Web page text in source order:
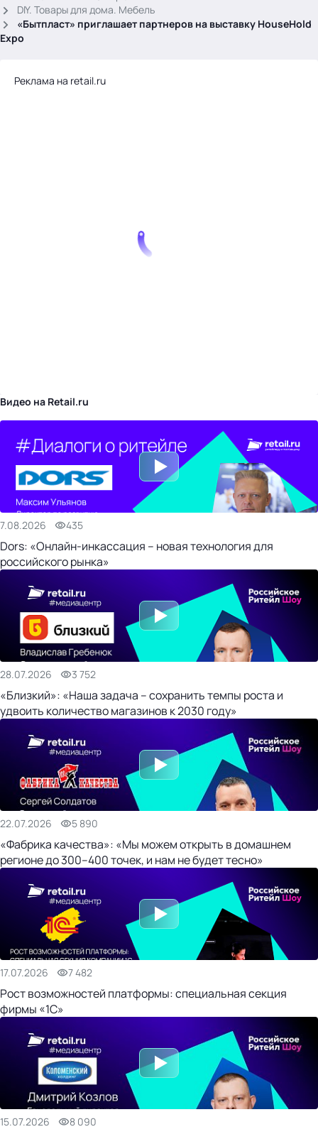
DIY. Товары для дома. Мебель
«Бытпласт» приглашает партнеров на выставку HouseHold
Expo
Реклама на retail.ru
Видео на Retail.ru
7.08.2026 435
Dors: «Онлайн-инкассация – новая технология для
российского рынка»
28.07.2026 3 752
«Близкий»: «Наша задача – сохранить темпы роста и
удвоить количество магазинов к 2030 году»
22.07.2026 5 890
«Фабрика качества»: «Мы можем открыть в домашнем
регионе до 300–400 точек, и нам не будет тесно»
17.07.2026 7 482
Рост возможностей платформы: специальная секция
фирмы «1С»
15.07.2026 8 090